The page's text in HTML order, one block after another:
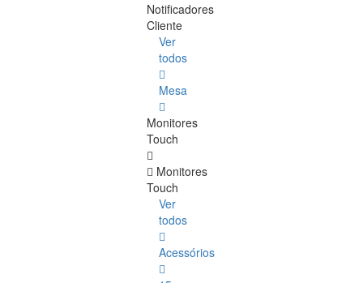
Notificadores
Cliente
Ver
todos
Mesa
Monitores
Touch
Monitores
Touch
Ver
todos
Acessórios